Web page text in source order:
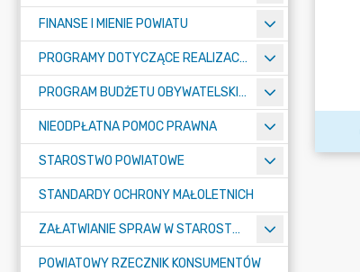
FINANSE I MIENIE POWIATU
PROGRAMY DOTYCZĄCE REALIZACJI ZADAŃ PUBLICZNYCH
PROGRAM BUDŻETU OBYWATELSKIEGO POWIATU BYDGOSKIEGO
NIEODPŁATNA POMOC PRAWNA
STAROSTWO POWIATOWE
STANDARDY OCHRONY MAŁOLETNICH
ZAŁATWIANIE SPRAW W STAROSTWIE
POWIATOWY RZECZNIK KONSUMENTÓW